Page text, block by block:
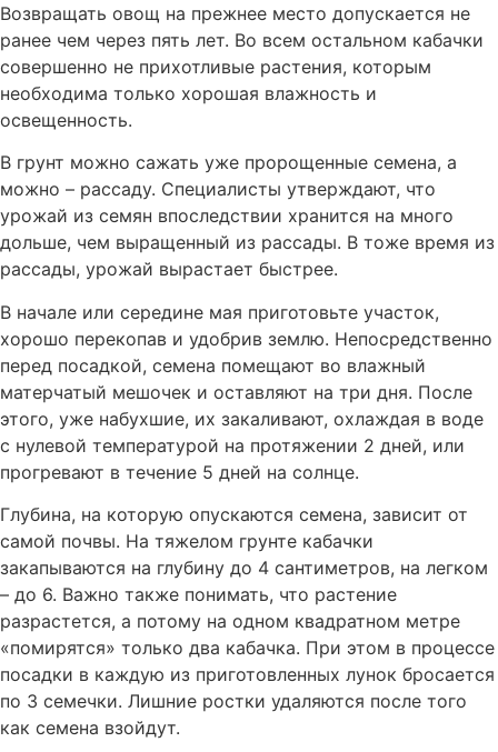
Возвращать овощ на прежнее место допускается не
ранее чем через пять лет. Во всем остальном кабачки
совершенно не прихотливые растения, которым
необходима только хорошая влажность и
освещенность.
В грунт можно сажать уже пророщенные семена, а
можно – рассаду. Специалисты утверждают, что
урожай из семян впоследствии хранится на много
дольше, чем выращенный из рассады. В тоже время из
рассады, урожай вырастает быстрее.
В начале или середине мая приготовьте участок,
хорошо перекопав и удобрив землю. Непосредственно
перед посадкой, семена помещают во влажный
матерчатый мешочек и оставляют на три дня. После
этого, уже набухшие, их закаливают, охлаждая в воде
с нулевой температурой на протяжении 2 дней, или
прогревают в течение 5 дней на солнце.
Глубина, на которую опускаются семена, зависит от
самой почвы. На тяжелом грунте кабачки
закапываются на глубину до 4 сантиметров, на легком
– до 6. Важно также понимать, что растение
разрастется, а потому на одном квадратном метре
«помирятся» только два кабачка. При этом в процессе
посадки в каждую из приготовленных лунок бросается
по 3 семечки. Лишние ростки удаляются после того
как семена взойдут.